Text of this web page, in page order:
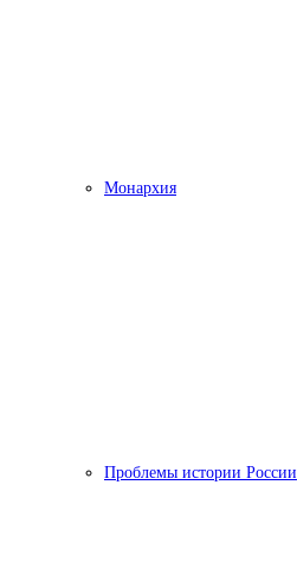
Монархия
Проблемы истории России